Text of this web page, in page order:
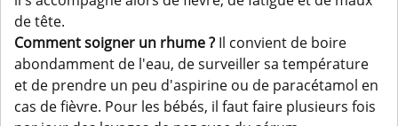
de tête.
Comment soigner un rhume ? Il convient de boire
abondamment de l'eau, de surveiller sa température
et de prendre un peu d'aspirine ou de paracétamol en
cas de fièvre. Pour les bébés, il faut faire plusieurs fois